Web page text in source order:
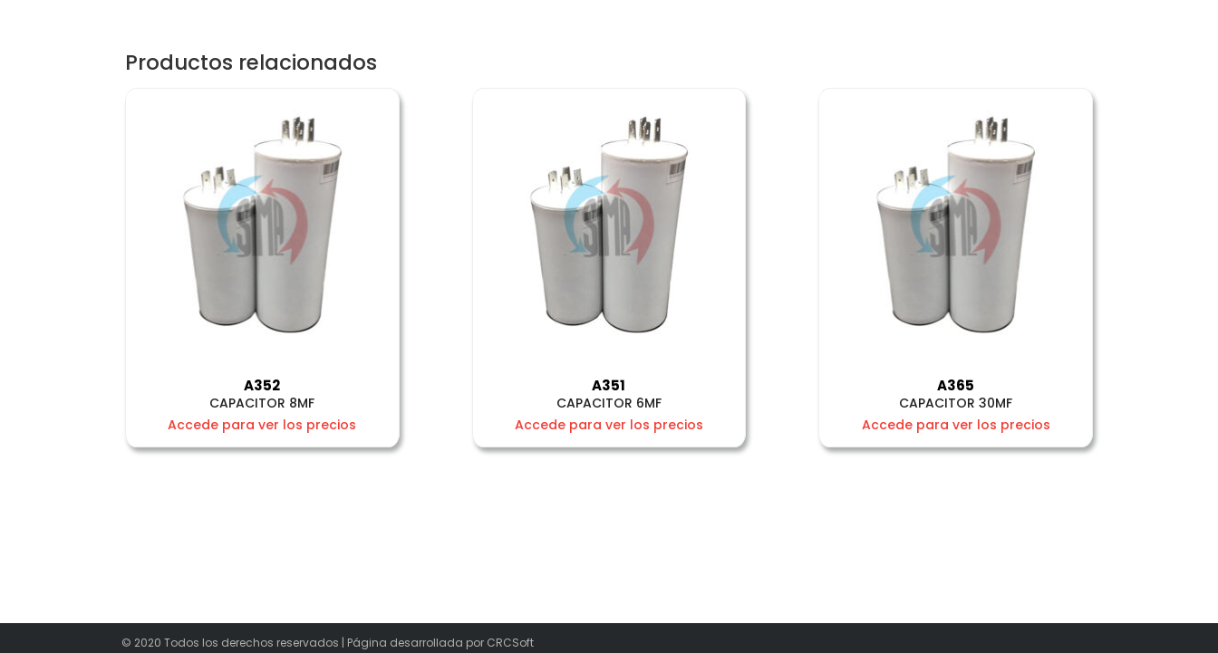
Productos relacionados
A352
CAPACITOR 8MF
Accede para ver los precios
A351
CAPACITOR 6MF
Accede para ver los precios
A365
CAPACITOR 30MF
Accede para ver los precios
© 2020 Todos los derechos reservados | Página desarrollada por CRCSoft